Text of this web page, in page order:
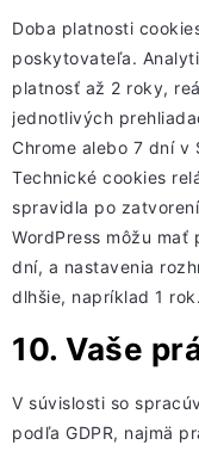
Doba platnosti
poskytovateľa.
platnosť až 2 roky,
jednotlivých
Chrome alebo 7 dní v
Technické cookies
spravidla po
WordPress môžu
dní, a nastavenia
dlhšie, napríklad 1 rok.
10. Vaše
V súvislosti so
podľa GDPR, najmä